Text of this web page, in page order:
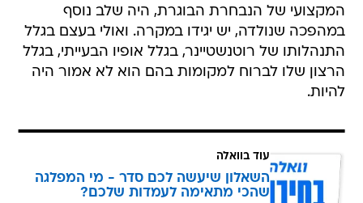
המקצועי של הנבחרת הבוגרת, היה שלב נוסף
במהפכה שנולדה, יש יגידו במקרה. ואולי בעצם בגלל
התנהלותו של רוטנשטיינר, בגלל אופיו הבעייתי, בגלל
הרצון שלו לברוח למקומות בהם הוא לא אמור היה
להיות.
עוד בוואלה
השאלון שיעשה לכם סדר - מי המפלגה
שהכי מתאימה לעמדות שלכם?